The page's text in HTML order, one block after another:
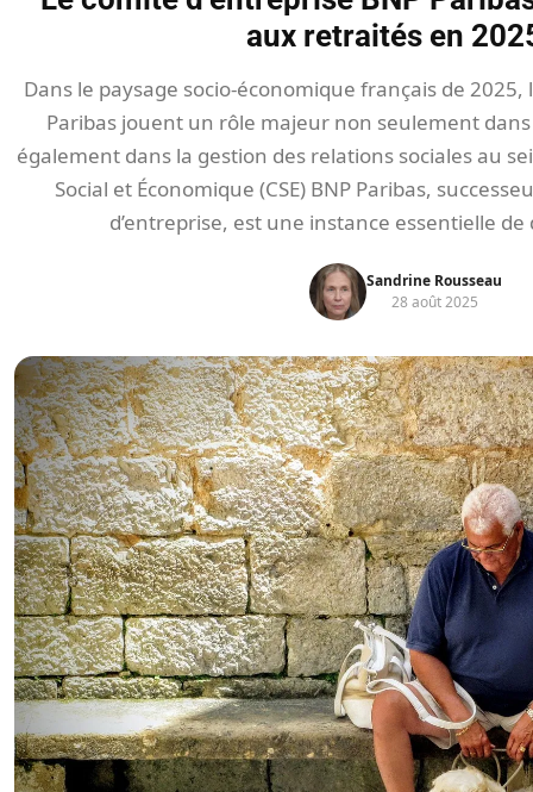
aux retraités en
Dans le paysage socio-économique français de
Paribas jouent un rôle majeur non seulement
également dans la gestion des relations sociales au
Social et Économique (CSE) BNP Paribas,
d’entreprise, est une instance essentielle
Sandrine Rousseau
28 août 2025